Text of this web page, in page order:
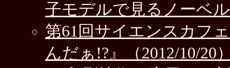
子モデルで見るノーベ
第61回サイエンスカフ
んだぁ!?』（2012/10/20